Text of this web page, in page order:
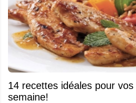
14 recettes idéales pour
semaine!